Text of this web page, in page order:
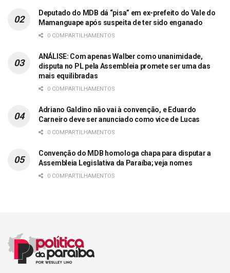
Deputado do MDB dá “pisa” em ex-prefeito do Vale do
Mamanguape após suspeita de ter sido enganado
0 COMPARTILHAMENTOS
ANÁLISE: Com apenas Walber como unanimidade,
disputa no PL pela Assembleia promete ser uma das
mais equilibradas
0 COMPARTILHAMENTOS
Adriano Galdino não vai à convenção, e Eduardo
Carneiro deve ser anunciado como vice de Lucas
0 COMPARTILHAMENTOS
Convenção do MDB homologa chapa para disputar a
Assembleia Legislativa da Paraíba; veja nomes
0 COMPARTILHAMENTOS